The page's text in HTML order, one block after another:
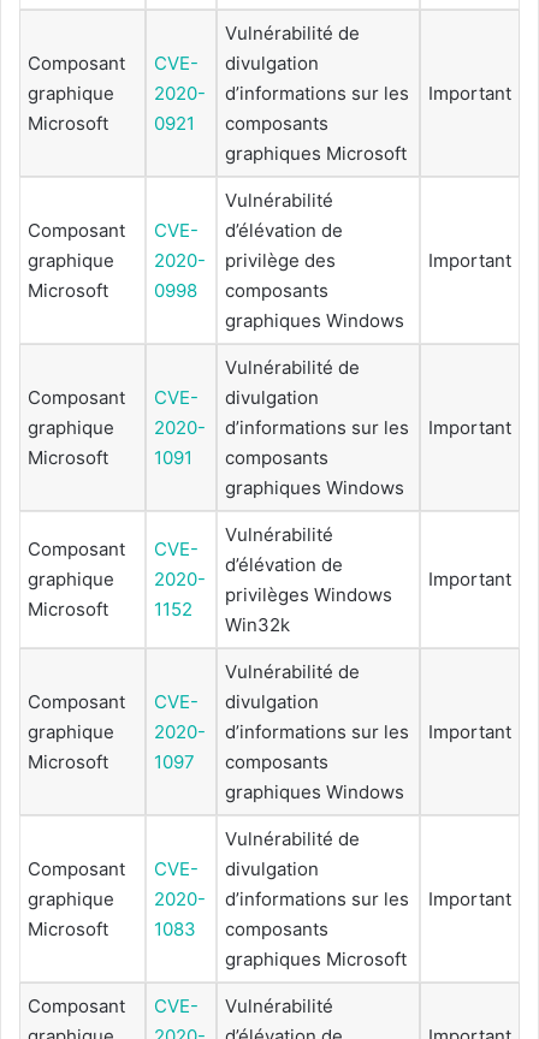
Composant
graphique
Microsoft
CVE-
2020-
0921
Vulnérabilité de
divulgation
d’informations sur les
composants
graphiques Microsoft
Important
Composant
graphique
Microsoft
CVE-
2020-
0998
Vulnérabilité
d’élévation de
privilège des
composants
graphiques Windows
Important
Composant
graphique
Microsoft
CVE-
2020-
1091
Vulnérabilité de
divulgation
d’informations sur les
composants
graphiques Windows
Important
Composant
graphique
Microsoft
CVE-
2020-
1152
Vulnérabilité
d’élévation de
privilèges Windows
Win32k
Important
Composant
graphique
Microsoft
CVE-
2020-
1097
Vulnérabilité de
divulgation
d’informations sur les
composants
graphiques Windows
Important
Composant
graphique
Microsoft
CVE-
2020-
1083
Vulnérabilité de
divulgation
d’informations sur les
composants
graphiques Microsoft
Important
Composant
CVE-
Vulnérabilité